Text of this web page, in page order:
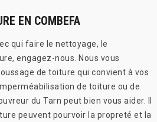
EN COMBEFA
qui faire le nettoyage, le
engagez-nous. Nous vous
de toiture qui convient à vos
de toiture ou de
du Tarn peut bien vous aider. Il
peuvent pourvoir la propreté et la